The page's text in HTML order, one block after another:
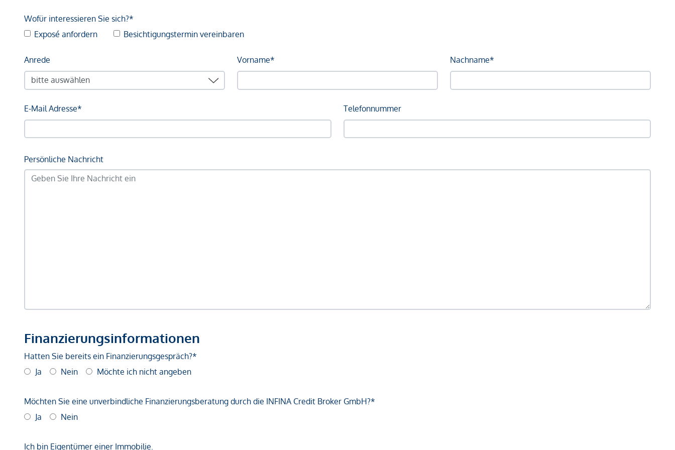
Wofür interessieren Sie sich?*
Exposé anfordern
Besichtigungstermin vereinbaren
Anrede Vorname* Nachname*
E-Mail Adresse* Telefonnummer
Persönliche Nachricht
Finanzierungsinformationen
Hatten Sie bereits ein Finanzierungsgespräch?*
Ja
Nein Möchte ich nicht angeben
Möchten Sie eine unverbindliche Finanzierungsberatung durch die INFINA Credit Broker GmbH?*
Ja
Nein
Ich bin Eigentümer einer Immobilie.